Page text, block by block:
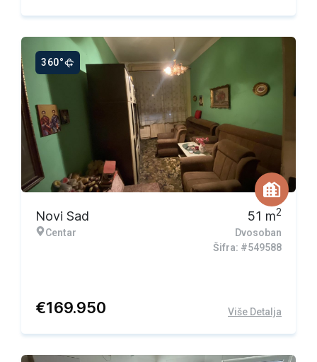
360°
Novi Sad
Centar
51 m2
Dvosoban
Šifra: #549588
€169.950 Više Detalja